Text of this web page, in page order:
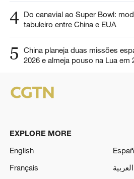
4 Do canavial ao Super Bowl:
tabuleiro entre China e EUA
5
China planeja duas missões
2026 e almeja pouso na Lua em
EXPLORE MORE
English
Français
العربية